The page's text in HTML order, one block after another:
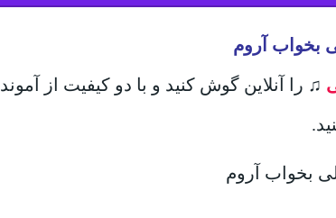
بخواب آروم
♫ را آنلاین گوش کنید و با دو کیفیت از آموند